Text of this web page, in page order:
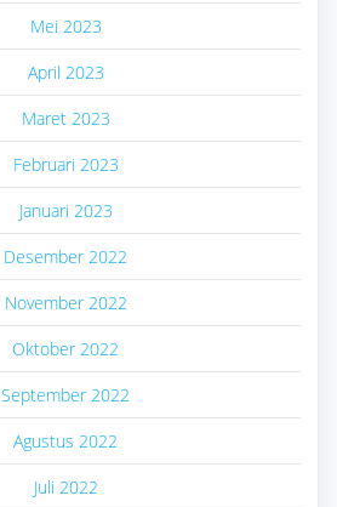
Mei 2023
April 2023
Maret 2023
Februari 2023
Januari 2023
Desember 2022
November 2022
Oktober 2022
September 2022
Agustus 2022
Juli 2022